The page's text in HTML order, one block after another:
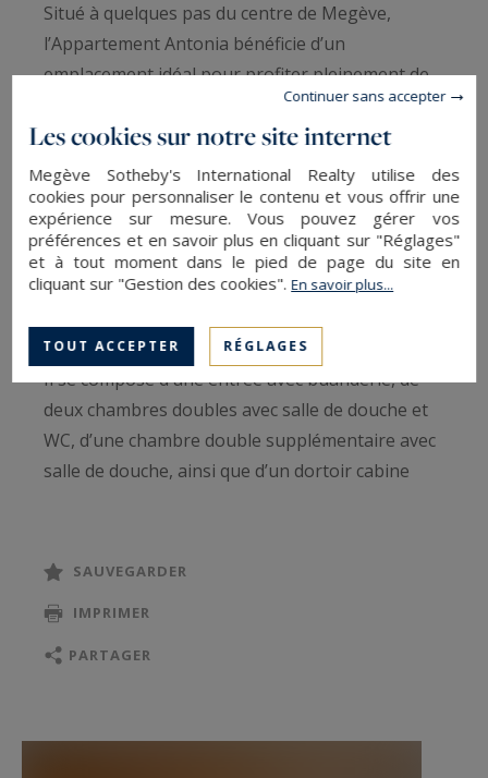
Situé à quelques pas du centre de Megève,
l’Appartement Antonia bénéficie d’un
emplacement idéal pour profiter pleinement de
la station tout en savourant le calme d’un
quartier résidentiel.
Ce bien neuf d’environ 112 m² séduit par son
agencement moderne et ses prestations haut de
gamme. Pensé pour accueillir jusqu’à 6 adultes et
2 enfants, l’appartement offre une atmosphère
Il se compose d’une entrée avec buanderie, de
deux chambres doubles avec salle de douche et
WC, d’une chambre double supplémentaire avec
salle de douche, ainsi que d’un dortoir cabine
une salle à manger, une cuisine ouverte
entièrement équipée et un salon confortable
Un garage fermé ainsi qu’un sauna dans la
SAUVEGARDER
IMPRIMER
PARTAGER
Les cookies sur notre site internet
Megève Sotheby's International Realty utilise des
cookies pour personnaliser le contenu et vous offrir une
expérience sur mesure. Vous pouvez gérer vos
préférences et en savoir plus en cliquant sur "Réglages"
et à tout moment dans le pied de page du site en
cliquant sur "Gestion des cookies".En savoir plus...
TOUT ACCEPTER RÉGLAGES
Continuer sans accepter